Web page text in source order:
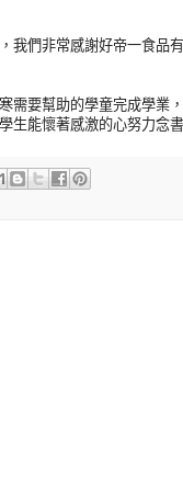
我們非常感謝好帝一食品
需要幫助的學童完成學業
生能懷著感激的心努力念書